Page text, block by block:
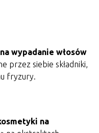
wypadanie włosów
przez siebie składniki,
fryzury.
na